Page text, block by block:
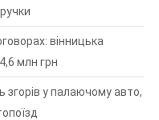
вінницька
млн грн
згорів у палаючому авто,